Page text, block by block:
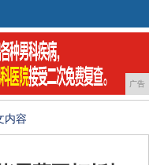
广告
内容